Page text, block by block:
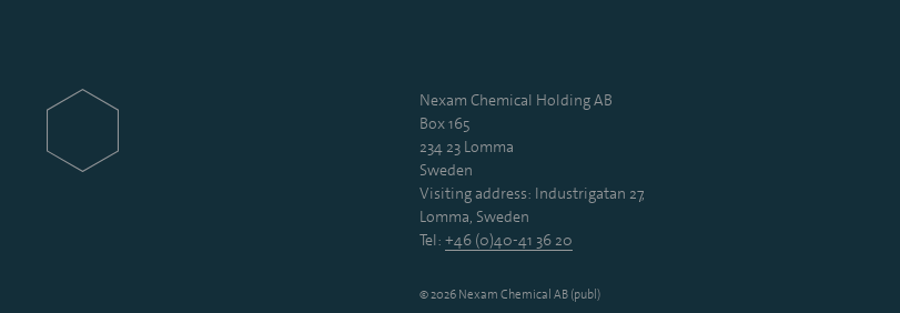
Nexam Chemical Holding AB
Box 165
234 23 Lomma
Sweden
Visiting address: Industrigatan 27,
Lomma, Sweden
Tel: +46 (0)40-41 36 20
© 2026 Nexam Chemical AB (publ)